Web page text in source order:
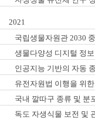
2021
국립생물자원관 2030
생물다양성 디지털 정
인공지능 기반의 자동
유전자원법 이행을 위
도)
국내 깔따구 종류 및 분
독도 자생식물 보전 및